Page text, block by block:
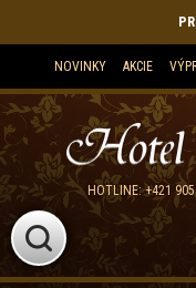
NOVINKY AKCIE
HOTLINE:+421